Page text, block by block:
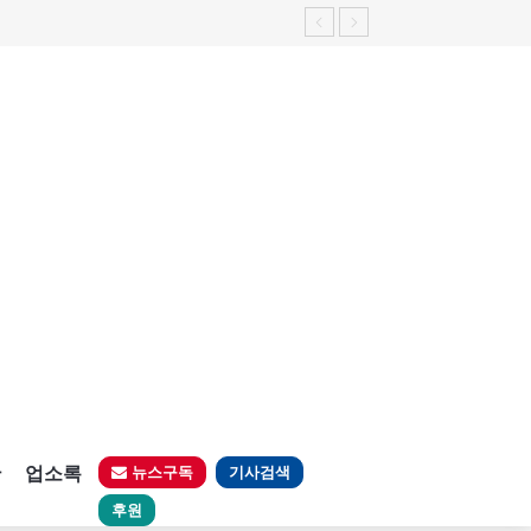
업소록 뉴스구독 기사검색
후원